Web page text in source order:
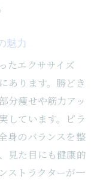
魅力
たエクササイズ
あります。勝どき
分痩せや筋力アッ
しています。ピラ
身のバランスを整
見た目にも健康的
ストラクターが一